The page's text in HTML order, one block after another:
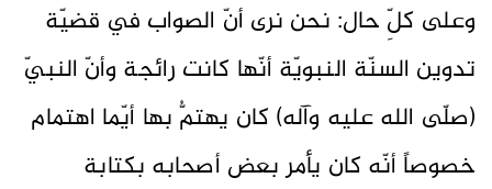
وعلى كلِّ حال: نحن نرى أنّ الصواب في قضيّة
تدوين السنّة النبويّة أنّها كانت رائجة وأنّ النبيّ
(صلّى الله عليه وآله) كان يهتمُّ بها أيّما اهتمام
خصوصاً أنّه كان يأمر بعض أصحابه بكتابة